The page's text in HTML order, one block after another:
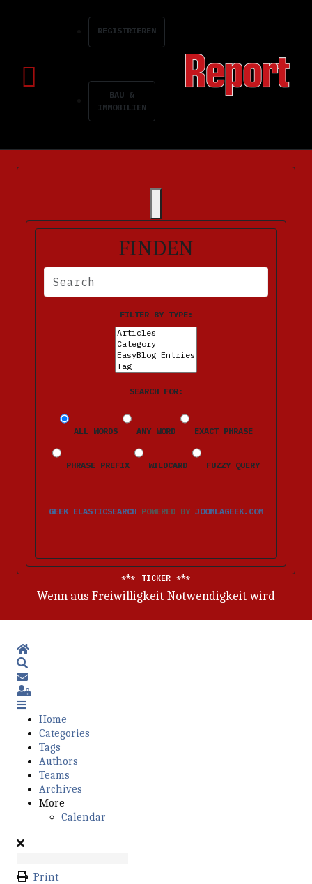
REGISTRIEREN
BAU &
IMMOBILIEN
FINDEN
BITTE FÜLLEN SIE DIE ERFORDERLICHEN FELDER AUS.
FILTER BY TYPE:
SEARCH FOR:
ALL WORDS ANY WORD EXACT PHRASE
PHRASE PREFIX WILDCARD FUZZY QUERY
GEEK ELASTICSEARCH POWERED BY JOOMLAGEEK.COM
TICKER
Wenn aus Freiwilligkeit Notwendigkeit wird
Home
Subscribe to blog
Sign In
Home
Categories
Tags
Authors
Teams
Archives
More
Calendar
Print